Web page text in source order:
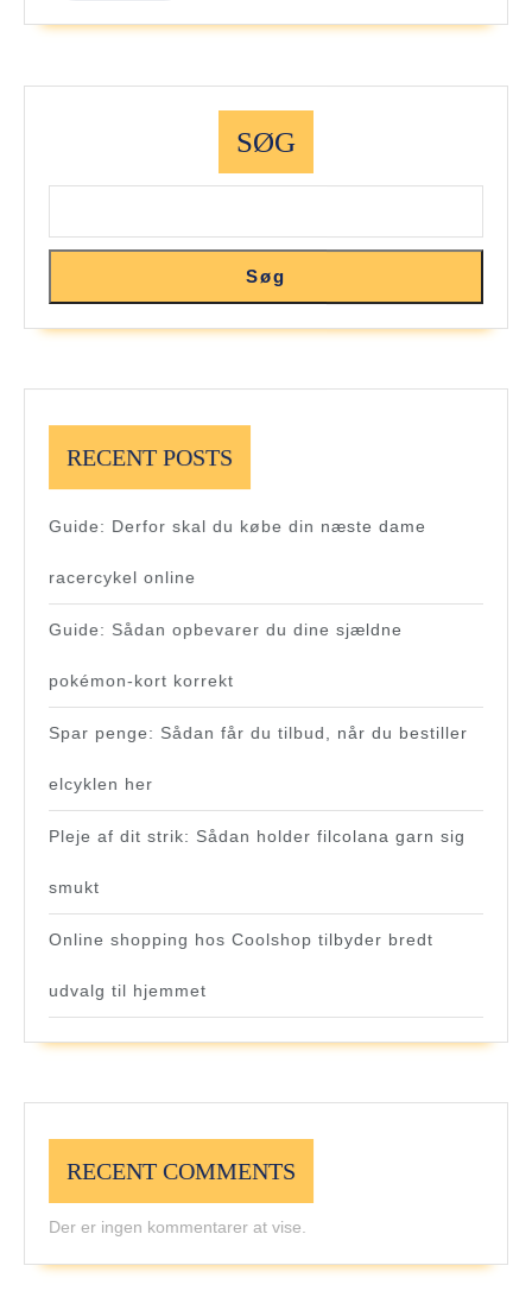
For
SØG
Søg
RECENT POSTS
Guide: Derfor skal du købe din næste dame
racercykel online
Guide: Sådan opbevarer du dine sjældne
pokémon-kort korrekt
Spar penge: Sådan får du tilbud, når du bestiller
elcyklen her
Pleje af dit strik: Sådan holder filcolana garn sig
smukt
Online shopping hos Coolshop tilbyder bredt
udvalg til hjemmet
RECENT COMMENTS
Der er ingen kommentarer at vise.